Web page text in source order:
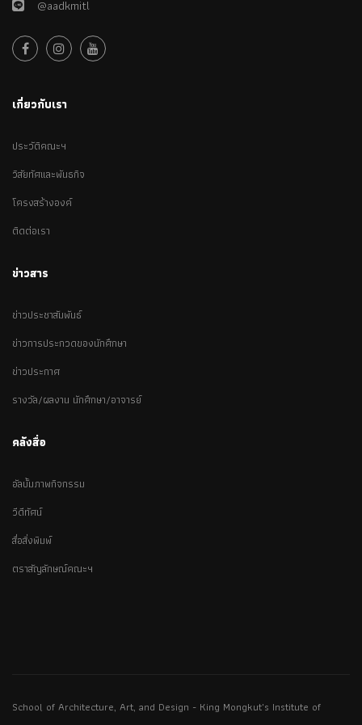
@aadkmitl
เกี่ยวกับเรา
ประวัติคณะฯ
วิสัยทัศและพันธกิจ
โครงสร้างองค์
ติดต่อเรา
ข่าวสาร
ข่าวประชาสัมพันธ์
ข่าวการประกวดของนักศึกษา
ข่าวประกาศ
รางวัล/ผลงาน นักศึกษา/อาจารย์
คลังสื่อ
อัลบั้มภาพกิจกรรม
วีดีทัศน์
สื่อสิ่งพิมพ์
ตราสัญลักษณ์คณะฯ
School of Architecture, Art, and Design - King Mongkut's Institute of